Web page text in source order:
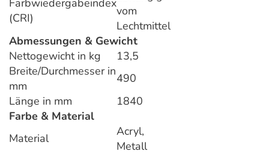
Farbwiedergabeindex
(CRI)
vom
Lechtmittel
Abmessungen & Gewicht
Nettogewicht in kg
13,5
Breite/Durchmesser in
mm
490
Länge in mm
1840
Farbe & Material
Material
Acryl,
Metall